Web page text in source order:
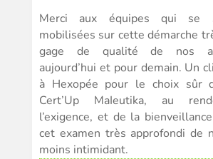
Merci aux équipes qui se
mobilisées sur cette démarche
gage de qualité de nos
aujourd’hui et pour demain. Un
à Hexopée pour le choix sûr
Cert’Up MaIeutika, au
l’exigence, et de la
cet examen très approfondi de
moins intimidant.